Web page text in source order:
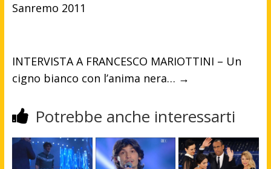
Sanremo 2011
INTERVISTA A FRANCESCO MARIOTTINI – Un
cigno bianco con l’anima nera… →
Potrebbe anche interessarti